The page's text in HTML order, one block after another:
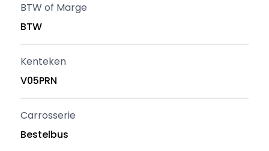
BTW of Marge
BTW
Kenteken
V05PRN
Carrosserie
Bestelbus